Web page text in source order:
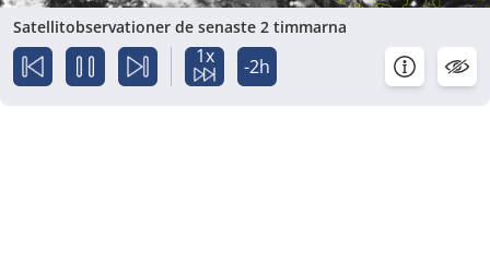
Satellitobservationer de senaste 2 timmarna
1x -2h